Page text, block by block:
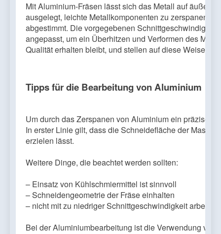
Mit Aluminium-Fräsen lässt sich das Metall auf
ausgelegt, leichte Metallkomponenten zu zerspanen
abgestimmt. Die vorgegebenen
angepasst, um ein Überhitzen und Verformen des
Qualität erhalten bleibt, und stellen auf diese Weise
Tipps für die Bearbeitung von Aluminium
Um durch das Zerspanen von Aluminium ein präzise
In erster Linie gilt, dass die Schneidefläche der
erzielen lässt.
Weitere Dinge, die beachtet werden sollten:
– Einsatz von Kühlschmiermittel ist sinnvoll
– Schneidengeometrie der Fräse einhalten
– nicht mit zu niedriger Schnittgeschwindigkeit arbeiten
Bei der Aluminiumbearbeitung ist die Verwendung